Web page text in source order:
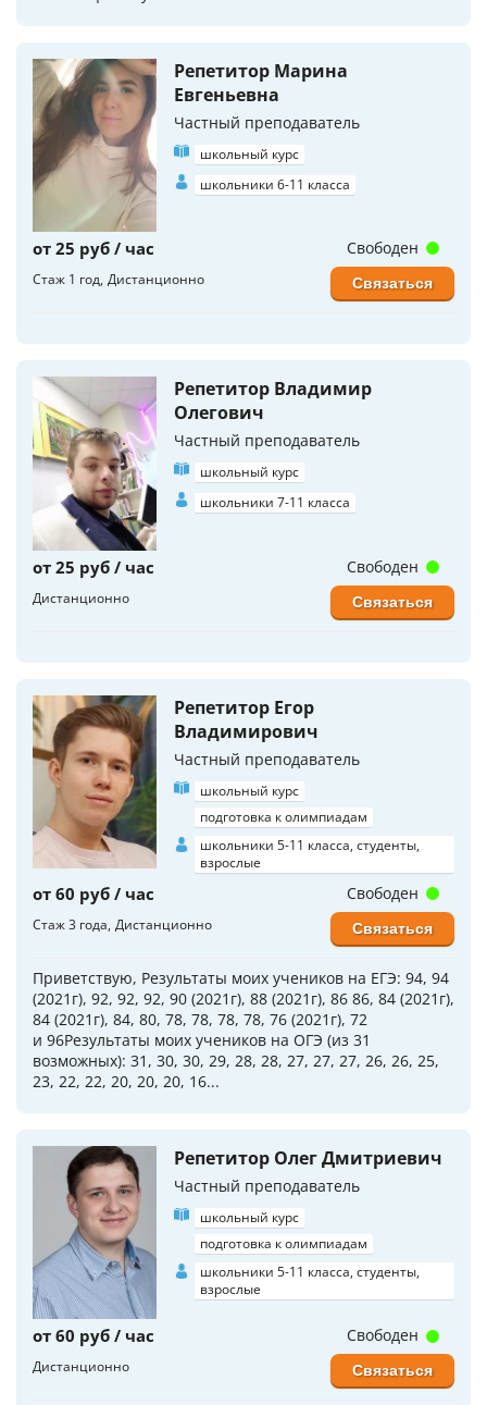
Репетитор Марина
Евгеньевна
Частный преподаватель
школьный курс
школьники 6-11 класса
от 25 руб / час
Стаж 1 год Дистанционно
Свободен
Связаться
Репетитор Владимир
Олегович
Частный преподаватель
школьный курс
школьники 7-11 класса
от 25 руб / час
Дистанционно
Свободен
Связаться
Репетитор Егор
Владимирович
Частный преподаватель
школьный курс
подготовка к олимпиадам
школьники 5-11 класса, студенты,
взрослые
от 60 руб / час
Стаж 3 года Дистанционно
Приветствую, Результаты моих учеников на ЕГЭ: 94, 94
(2021г), 92, 92, 92, 90 (2021г), 88 (2021г), 86 86, 84 (2021г),
84 (2021г), 84, 80, 78, 78, 78, 78, 76 (2021г), 72
и 96Результаты моих учеников на ОГЭ (из 31
возможных): 31, 30, 30, 29, 28, 28, 27, 27, 27, 26, 26, 25,
23, 22, 22, 20, 20, 20, 16...
Свободен
Связаться
Репетитор Олег Дмитриевич
Частный преподаватель
школьный курс
подготовка к олимпиадам
школьники 5-11 класса, студенты,
взрослые
от 60 руб / час
Дистанционно
Свободен
Связаться